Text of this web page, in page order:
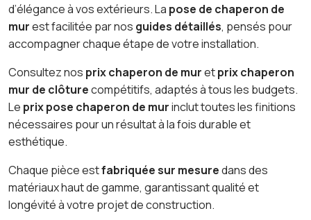
d’élégance à vos extérieurs. La pose de chaperon de
murest facilitée par nos guides détaillés, pensés pour
accompagner chaque étape de votre installation.
Consultez nos prix chaperon de muretprix chaperon
mur de clôturecompétitifs, adaptés à tous les budgets.
Le prix pose chaperon de murinclut toutes les finitions
nécessaires pour un résultat à la fois durable et
esthétique.
Chaque pièce estfabriquée sur mesuredans des
matériaux haut de gamme, garantissant qualité et
longévité à votre projet de construction.